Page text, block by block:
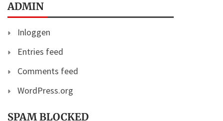
ADMIN
Inloggen
Entries feed
Comments feed
WordPress.org
SPAM BLOCKED